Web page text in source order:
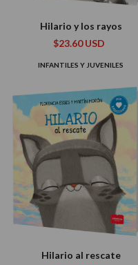
Hilario y los rayos
$23.60 USD
INFANTILES Y JUVENILES
Hilario al rescate